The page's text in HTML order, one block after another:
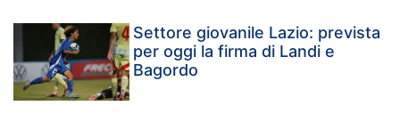
Settore giovanile Lazio: prevista
per oggi la firma di Landi e
Bagordo